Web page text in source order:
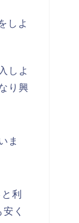
しよ
しよ
り興
ま
利
く